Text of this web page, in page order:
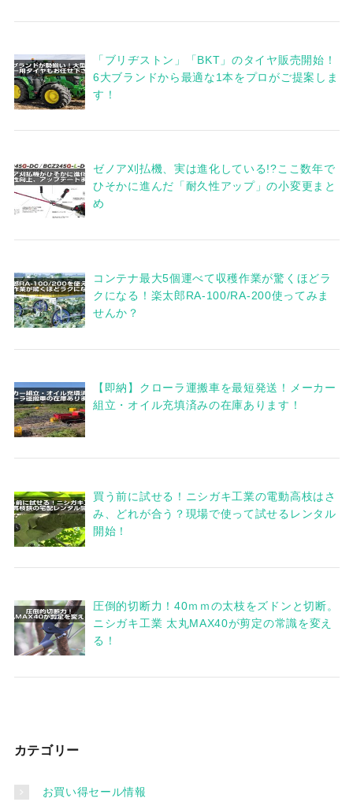
「ブリヂストン」「BKT」のタイヤ販売開始！
6大ブランドから最適な1本をプロがご提案しま
す！
ゼノア刈払機、実は進化している!?ここ数年で
ひそかに進んだ「耐久性アップ」の小変更まと
め
コンテナ最大5個運べて収穫作業が驚くほどラ
クになる！楽太郎RA-100/RA-200使ってみま
せんか？
【即納】クローラ運搬車を最短発送！メーカー
組立・オイル充填済みの在庫あります！
買う前に試せる！ニシガキ工業の電動高枝はさ
み、どれが合う？現場で使って試せるレンタル
開始！
圧倒的切断力！40ｍｍの太枝をズドンと切断。
ニシガキ工業 太丸MAX40が剪定の常識を変え
る！
カテゴリー
お買い得セール情報